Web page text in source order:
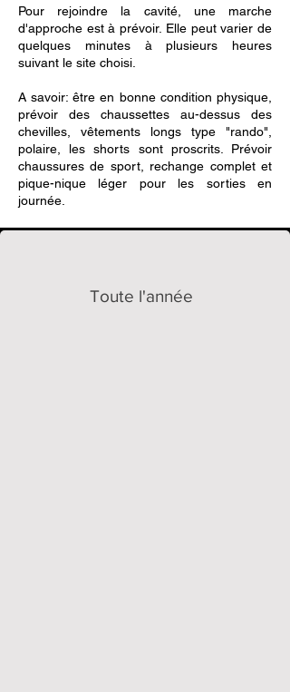
Pour rejoindre la cavité, une marche
d'approche est à prévoir. Elle peut varier de
quelques minutes à plusieurs heures
suivant le site choisi.
A savoir: être en bonne condition physique,
prévoir des chaussettes au-dessus des
chevilles, vêtements longs type "rando",
polaire, les shorts sont proscrits. Prévoir
chaussures de sport, rechange complet et
pique-nique léger pour les sorties en
journée.
Toute l'année